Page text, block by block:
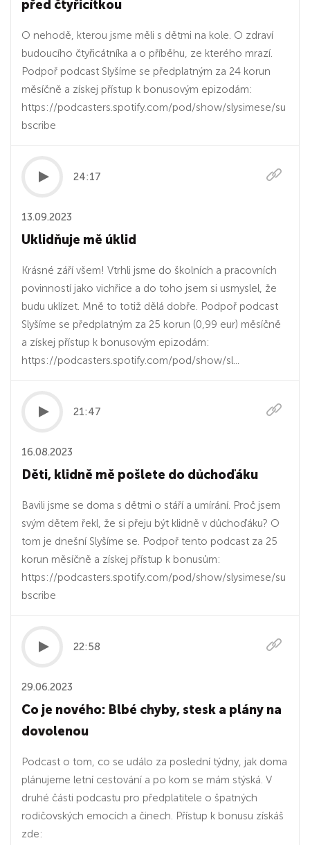
před čtyřicítkou
O nehodě, kterou jsme měli s dětmi na kole. O zdraví
budoucího čtyřicátníka a o příběhu, ze kterého mrazí.
Podpoř podcast Slyšíme se předplatným za 24 korun
měsíčně a získej přístup k bonusovým epizodám:
https://podcasters.spotify.com/pod/show/slysimese/su
bscribe
24:17
13.09.2023
Uklidňuje mě úklid
Krásné září všem! Vtrhli jsme do školních a pracovních
povinností jako vichřice a do toho jsem si usmyslel, že
budu uklízet. Mně to totiž dělá dobře. Podpoř podcast
Slyšíme se předplatným za 25 korun (0,99 eur) měsíčně
a získej přístup k bonusovým epizodám:
https://podcasters.spotify.com/pod/show/sl...
21:47
16.08.2023
Děti, klidně mě pošlete do důchoďáku
Bavili jsme se doma s dětmi o stáří a umírání. Proč jsem
svým dětem řekl, že si přeju být klidně v důchoďáku? O
tom je dnešní Slyšíme se. Podpoř tento podcast za 25
korun měsíčně a získej přístup k bonusům:
https://podcasters.spotify.com/pod/show/slysimese/su
bscribe
22:58
29.06.2023
Co je nového: Blbé chyby, stesk a plány na
dovolenou
Podcast o tom, co se událo za poslední týdny, jak doma
plánujeme letní cestování a po kom se mám stýská. V
druhé části podcastu pro předplatitele o špatných
rodičovských emocích a činech. Přístup k bonusu získáš
zde: